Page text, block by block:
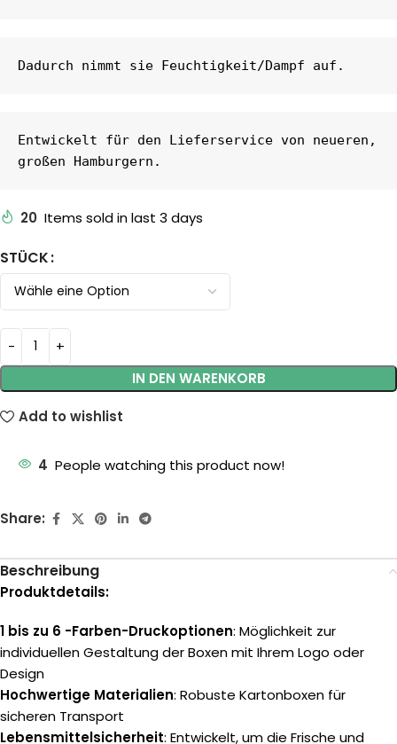
Dadurch nimmt sie Feuchtigkeit/Dampf auf.
Entwickelt für den Lieferservice von neueren,
großen Hamburgern.
20 Items sold in last 3 days
STÜCK
IN DEN WARENKORB
Add to wishlist
4 People watching this product now!
Share:
Beschreibung
Produktdetails:
1 bis zu 6 -Farben-Druckoptionen: Möglichkeit zur
individuellen Gestaltung der Boxen mit Ihrem Logo oder
Design
Hochwertige Materialien: Robuste Kartonboxen für
sicheren Transport
Lebensmittelsicherheit: Entwickelt, um die Frische und